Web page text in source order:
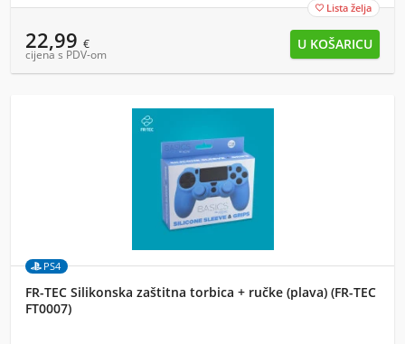
 Lista želja
22,99 €
cijena s PDV-om
PS4
FR-TEC Silikonska zaštitna torbica + ručke (plava) (FR-TEC
FT0007)